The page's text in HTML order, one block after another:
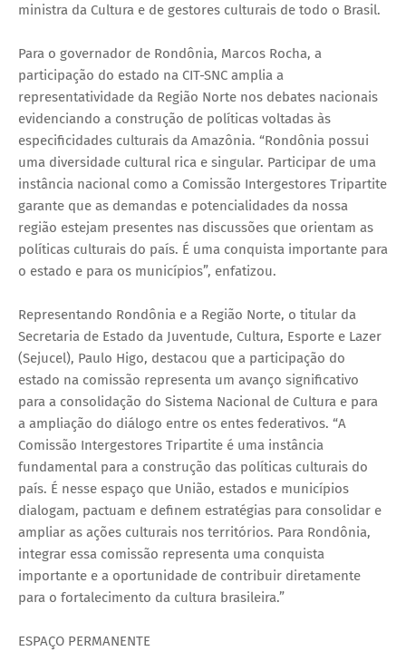
ministra da Cultura e de gestores culturais de todo o Brasil.
Para o governador de Rondônia, Marcos Rocha, a
participação do estado na CIT-SNC amplia a
representatividade da Região Norte nos debates nacionais
evidenciando a construção de políticas voltadas às
especificidades culturais da Amazônia. “Rondônia possui
uma diversidade cultural rica e singular. Participar de uma
instância nacional como a Comissão Intergestores Tripartite
garante que as demandas e potencialidades da nossa
região estejam presentes nas discussões que orientam as
políticas culturais do país. É uma conquista importante para
o estado e para os municípios”, enfatizou.
Representando Rondônia e a Região Norte, o titular da
Secretaria de Estado da Juventude, Cultura, Esporte e Lazer
(Sejucel), Paulo Higo, destacou que a participação do
estado na comissão representa um avanço significativo
para a consolidação do Sistema Nacional de Cultura e para
a ampliação do diálogo entre os entes federativos. “A
Comissão Intergestores Tripartite é uma instância
fundamental para a construção das políticas culturais do
país. É nesse espaço que União, estados e municípios
dialogam, pactuam e definem estratégias para consolidar e
ampliar as ações culturais nos territórios. Para Rondônia,
integrar essa comissão representa uma conquista
importante e a oportunidade de contribuir diretamente
para o fortalecimento da cultura brasileira.”
ESPAÇO PERMANENTE